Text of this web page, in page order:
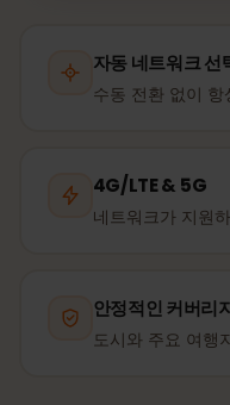
자동 네트워크 선
수동 전환 없이
4G/LTE & 5G
네트워크가 지원
안정적인 커버리
도시와 주요 여행